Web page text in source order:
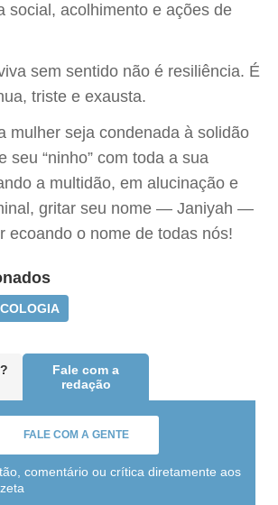
social, acolhimento e ações de
sem sentido não é resiliência. É
triste e exausta.
mulher seja condenada à solidão
seu “ninho” com toda a sua
a multidão, em alucinação e
gritar seu nome — Janiyah —
ecoando o nome de todas nós!
Fale com a
redação
FALE COM A GENTE
comentário ou crítica diretamente aos